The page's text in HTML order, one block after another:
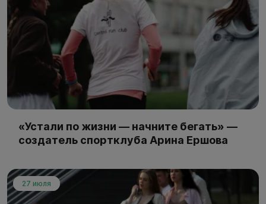
«Устали по жизни — начните бегать» —
создатель спортклуба Арина Ершова
27 июля